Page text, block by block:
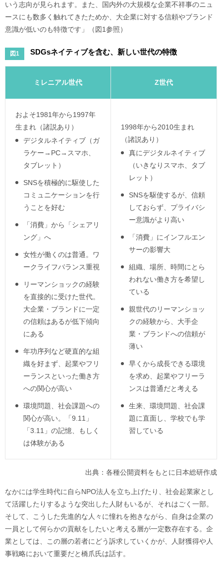
いう志向が見られます。また、国内外の大規模な企業不祥事のニュ
ースにも数多く触れてきたためか、大企業に対する信頼やブランド
意識が低いのも特徴です」（図1参照）
図1 SDGsネイティブを含む、新しい世代の特徴
ミレニアル世代 Z世代
およそ1981年から1997年
生まれ（諸説あり）
デジタルネイティブ（ガ
ラケー→PC→スマホ、
タブレット）
SNSを積極的に駆使した
コミュニケーションを行
うことを好む
「消費」から「シェアリ
ング」へ
女性が働くのは普通。ワ
ークライフバランス重視
リーマンショックの経験
を直接的に受けた世代。
大企業・ブランドに一定
の信頼はあるが低下傾向
にある
年功序列など硬直的な組
織を好まず、起業やフリ
ーランスといった働き方
への関心が高い
環境問題、社会課題への
関心が高い。「9.11」
「3.11」の記憶、もしく
は体験がある
1998年から2010生まれ
（諸説あり）
真にデジタルネイティブ
（いきなりスマホ、タブ
レット）
SNSを駆使するが、信頼
しておらず、プライバシ
ー意識がより高い
「消費」にインフルエン
サーの影響大
組織、場所、時間にとら
われない働き方を希望し
ている
親世代のリーマンショッ
クの経験から、大手企
業・ブランドへの信頼が
薄い
早くから成長できる環境
を求め、起業やフリーラ
ンスは普通だと考える
生来、環境問題、社会課
題に直面し、学校でも学
習している
出典：各種公開資料をもとに日本総研作成
なかには学生時代に自らNPO法人を立ち上げたり、社会起業家とし
て活躍したりするような突出した人財もいるが、それはごく一部。
そして、こうした先進的な人々に憧れを抱きながら、自身は企業の
一員として何らかの貢献をしたいと考える層が一定数存在する。企
業としては、この層の若者にどう訴求していくかが、人財獲得や人
事戦略において重要だと橋爪氏は話す。